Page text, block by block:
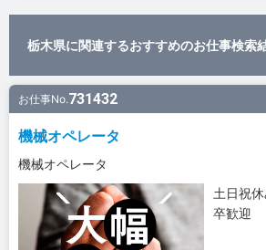
栃木県に関連するおすすめのお仕事検索
お仕事No.731432
機械オペレータ
機械オペレータ
土日祝
卒歓迎